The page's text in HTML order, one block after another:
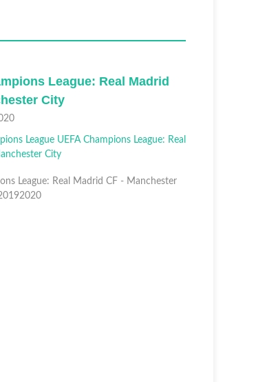
League: Real Madrid
City
League: Real Madrid CF - Manchester